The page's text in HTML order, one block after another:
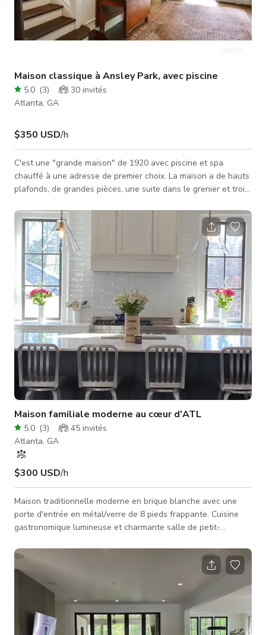
Maison classique à Ansley Park, avec piscine
5.0 (3) 30 invités
Atlanta, GA
$350 USD/h
C'est une "grande maison" de 1920 avec piscine et spa
chauffé à une adresse de premier choix. La maison a de hauts
plafonds, de grandes pièces, une suite dans le grenier et trois
un parking dans l'allée. Elle fait environ 5 000 sq. ft. Ansley
Park est un quartier prestigieux d'Atlanta, comparable à
Beacon Hill à Boston ou à l'Upper West Side à Manhattan. Il
fait partie du grand Midtown. L'emplacement est proche de
Piedmont
Maison familiale moderne au cœur d'ATL
5.0 (3) 45 invités
Atlanta, GA
$300 USD/h
Maison traditionnelle moderne en brique blanche avec une
porte d'entrée en métal/verre de 8 pieds frappante. Cuisine
gastronomique lumineuse et charmante salle de petit-
niveau principal. Espace ouvert salle à manger/cuisine, grand
salon avec cheminée et poutres apparentes, portes-fenêtres
donnant sur un porche couvert et porte intérieure rustique
personnalisée de style grange. Grand jardin plat et herbeux...
les possibilités sont